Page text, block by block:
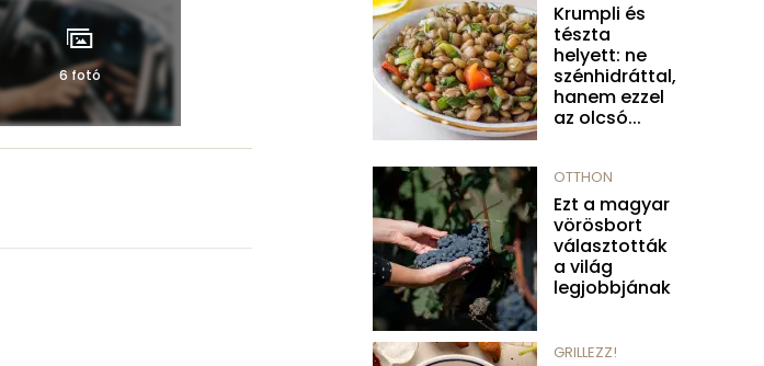
6 fotó
Krumpli és
tészta
helyett: ne
szénhidráttal,
hanem ezzel
az olcsó...
OTTHON
Ezt a magyar
vörösbort
választották
a világ
legjobbjának
GRILLEZZ!